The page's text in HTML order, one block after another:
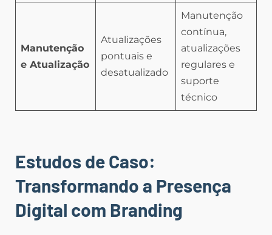
Manutenção
e Atualização
Atualizações
pontuais e
desatualizado
Manutenção
contínua,
atualizações
regulares e
suporte
técnico
Estudos de Caso:
Transformando a Presença
Digital com Branding